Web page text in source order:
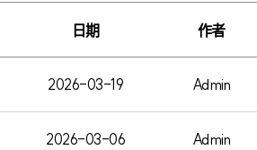
日期 作者
2026-03-19 Admin
2026-03-06 Admin